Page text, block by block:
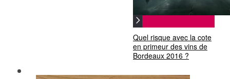
Quel risque avec la cote
en primeur des vins de
Bordeaux 2016 ?